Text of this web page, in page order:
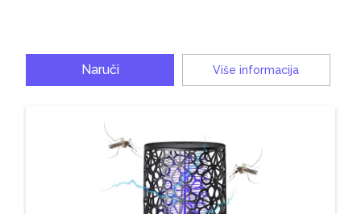
Naruči Više informacija